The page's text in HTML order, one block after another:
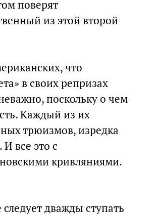
поверят
из этой второй
что
в своих репризах
поскольку о чем
Каждый из их
трюизмов, изредка
все это с
кривляниями.
дважды ступать